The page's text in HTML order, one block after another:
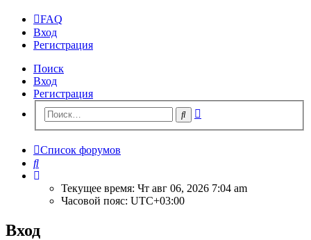
FAQ
Вход
Регистрация
Поиск
Вход
Регистрация
Поиск
Список форумов
Поиск
Текущее время: Чт авг 06, 2026 7:04 am
Часовой пояс: UTC+03:00
Вход